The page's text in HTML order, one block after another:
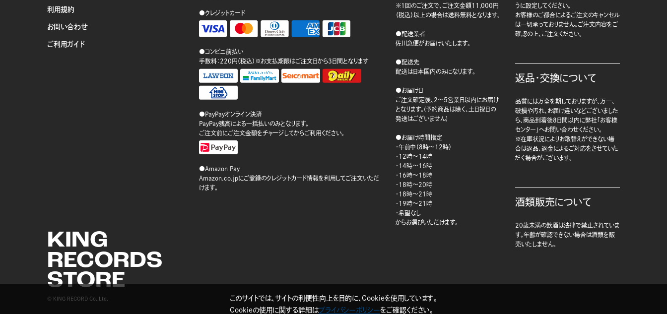
利用規約
お問い合わせ
ご利用ガイド
KING
RECORDS
STORE
© KING RECORD Co.,Ltd.
●クレジットカード
●コンビニ前払い
手数料：220円（税込）※お支払期限はご注文日から3日間となります
●PayPayオンライン決済
PayPay残高による一括払いのみとなります。
ご注文前にご注文金額をチャージしてからご利用ください。
●Amazon Pay
Amazon.co.jpにご登録のクレジットカード情報を利用してご注文いただ
けます。
※1回のご注文で、ご注文金額11,000円
（税込）以上の場合は送料無料となります。
●配送業者
佐川急便がお届けいたします。
●配送先
配送は日本国内のみになります。
●お届け日
ご注文確定後、2～5営業日以内にお届け
となります。(予約商品は除く、土日祝日の
発送はございません)
●お届け時間指定
・午前中（8時～12時）
・12時～14時
・14時～16時
・16時～18時
・18時～20時
・18時～21時
・19時～21時
・希望なし
からお選びいただけます。
うに設定してください。
お客様のご都合によるご注文のキャンセル
は一切承っておりません。ご注文内容をご
確認の上、ご注文ください。
返品・交換について
品質には万全を期しておりますが、万一、
破損や汚れ、お届け違いなどございました
ら、商品到着後8日間以内に弊社「お客様
センター」へお問い合わせください。
※在庫状況によりお取替えができない場
合は返品、返金によるご対応をさせていた
だく場合がございます。
酒類販売について
20歳未満の飲酒は法律で禁止されていま
す。年齢が確認できない場合は酒類を販
売いたしません。
このサイトでは、サイトの利便性向上を目的に、Cookieを使用しています。
Cookieの使用に関する詳細はプライバシーポリシーをご確認ください。